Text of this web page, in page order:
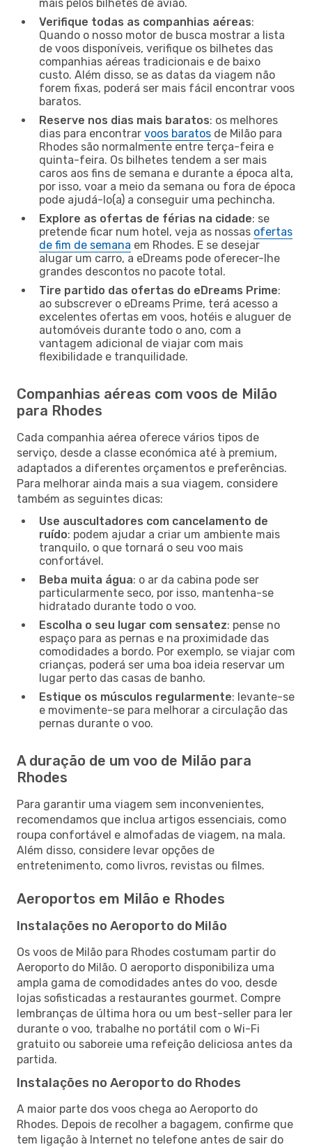
mais pelos bilhetes de avião.
Verifique todas as companhias aéreas:
Quando o nosso motor de busca mostrar a lista
de voos disponíveis, verifique os bilhetes das
companhias aéreas tradicionais e de baixo
custo. Além disso, se as datas da viagem não
forem fixas, poderá ser mais fácil encontrar voos
baratos.
Reserve nos dias mais baratos: os melhores
dias para encontrar voos baratos de Milão para
Rhodes são normalmente entre terça-feira e
quinta-feira. Os bilhetes tendem a ser mais
caros aos fins de semana e durante a época alta,
por isso, voar a meio da semana ou fora de época
pode ajudá-lo(a) a conseguir uma pechincha.
Explore as ofertas de férias na cidade: se
pretende ficar num hotel, veja as nossas ofertas
de fim de semana em Rhodes. E se desejar
alugar um carro, a eDreams pode oferecer-lhe
grandes descontos no pacote total.
Tire partido das ofertas do eDreams Prime:
ao subscrever o eDreams Prime, terá acesso a
excelentes ofertas em voos, hotéis e aluguer de
automóveis durante todo o ano, com a
vantagem adicional de viajar com mais
flexibilidade e tranquilidade.
Companhias aéreas com voos de Milão
para Rhodes
Cada companhia aérea oferece vários tipos de
serviço, desde a classe económica até à premium,
adaptados a diferentes orçamentos e preferências.
Para melhorar ainda mais a sua viagem, considere
também as seguintes dicas:
Use auscultadores com cancelamento de
ruído: podem ajudar a criar um ambiente mais
tranquilo, o que tornará o seu voo mais
confortável.
Beba muita água: o ar da cabina pode ser
particularmente seco, por isso, mantenha-se
hidratado durante todo o voo.
Escolha o seu lugar com sensatez: pense no
espaço para as pernas e na proximidade das
comodidades a bordo. Por exemplo, se viajar com
crianças, poderá ser uma boa ideia reservar um
lugar perto das casas de banho.
Estique os músculos regularmente: levante-se
e movimente-se para melhorar a circulação das
pernas durante o voo.
A duração de um voo de Milão para
Rhodes
Para garantir uma viagem sem inconvenientes,
recomendamos que inclua artigos essenciais, como
roupa confortável e almofadas de viagem, na mala.
Além disso, considere levar opções de
entretenimento, como livros, revistas ou filmes.
Aeroportos em Milão e Rhodes
Instalações no Aeroporto do Milão
Os voos de Milão para Rhodes costumam partir do
Aeroporto do Milão. O aeroporto disponibiliza uma
ampla gama de comodidades antes do voo, desde
lojas sofisticadas a restaurantes gourmet. Compre
lembranças de última hora ou um best-seller para ler
durante o voo, trabalhe no portátil com o Wi-Fi
gratuito ou saboreie uma refeição deliciosa antes da
partida.
Instalações no Aeroporto do Rhodes
A maior parte dos voos chega ao Aeroporto do
Rhodes. Depois de recolher a bagagem, confirme que
tem ligação à Internet no telefone antes de sair do